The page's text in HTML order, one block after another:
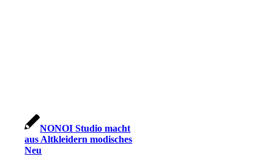
NONOI Studio macht
aus Altkleidern modisches
Neu